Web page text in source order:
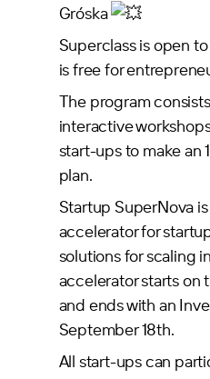
Gróska
Superclass is open
is free for
The program
interactive
start-ups to make an
plan.
Startup SuperNova
accelerator for
solutions for scaling
accelerator starts on
and ends with an
September 18th.
All start-ups can